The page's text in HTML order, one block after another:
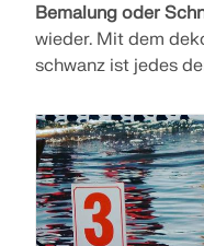
Benutzerdefinierte
RWIND 3
FAQ ANZEIGEN
Sie können sich
Als Benutzer von
von kostenloser KI-
SUPPORT
Statiksoftware
Tausende
Dlubal Software.
Schulungen und
KOSTENLOSE
Treffen Sie die
Unsere engagierten
Bemessung und bei
zur Seite.
MIT DEM
Finden Sie
Werden Sie Teil
auf ein neues
OFFENE STELLEN
Bemalung oder
wieder. Mit dem
schwanz ist jedes